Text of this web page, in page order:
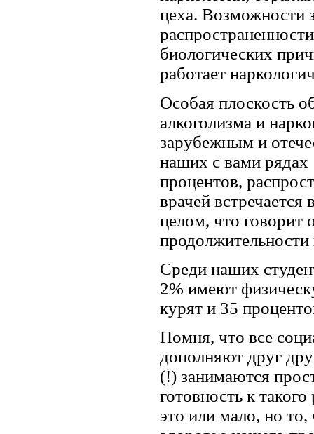
цеха. Возможности
биологических
работает
Особая плоскость
алкоголизма и
зарубежным и
наших с вами рядах
процентов,
врачей
целом, что говорит
продолжительности
Среди наших
2% имеют
курят и 35
Помня, что все
дополняют друг
(!) занимаются
готовность к
это или мало, но